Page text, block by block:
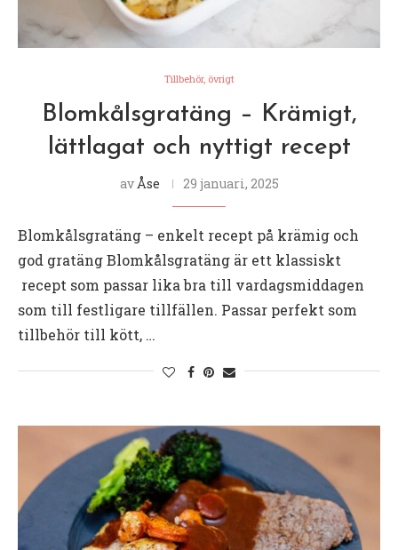
Tillbehör, övrigt
Blomkålsgratäng – Krämigt,
lättlagat och nyttigt recept
av Åse 29 januari, 2025
Blomkålsgratäng – enkelt recept på krämig och
god gratäng Blomkålsgratäng är ett klassiskt
recept som passar lika bra till vardagsmiddagen
som till festligare tillfällen. Passar perfekt som
tillbehör till kött, …